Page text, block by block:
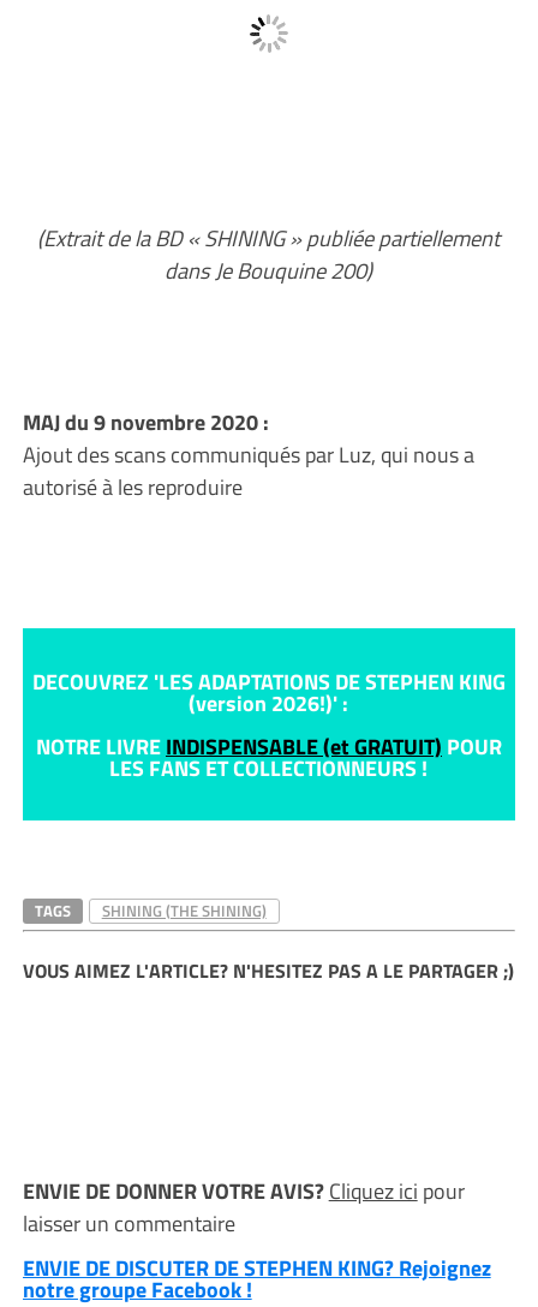
(Extrait de la BD « SHINING » publiée partiellement
dans Je Bouquine 200)
MAJ du 9 novembre 2020 :
Ajout des scans communiqués par Luz, qui nous a
autorisé à les reproduire
DECOUVREZ 'LES ADAPTATIONS DE STEPHEN KING
(version 2026!)' :
NOTRE LIVREINDISPENSABLE (et GRATUIT) POUR
LES FANS ET COLLECTIONNEURS !
TAGS SHINING (THE SHINING)
VOUS AIMEZ L'ARTICLE? N'HESITEZ PAS A LE PARTAGER ;)
ENVIE DE DONNER VOTRE AVIS?Cliquez ici pour
laisser un commentaire
ENVIE DE DISCUTER DE STEPHEN KING? Rejoignez
notre groupe Facebook !